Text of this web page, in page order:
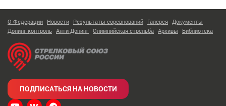
О Федерации Новости Результаты соревнований Галерея Документы
Допинг-контроль Анти-Допинг Олимпийская стрельба Архивы Библиотека
ПОДПИСАТЬСЯ НА НОВОСТИ